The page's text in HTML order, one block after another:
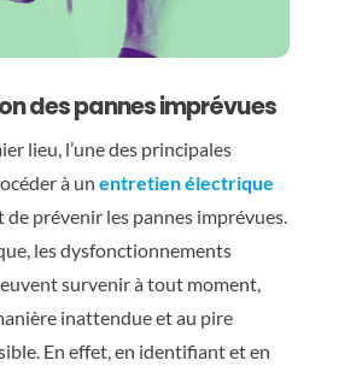
des pannes imprévues
lieu, l’une des principales
à un entretien électrique
de prévenir les pannes imprévues.
les dysfonctionnements
survenir à tout moment,
inattendue et au pire
En effet, en identifiant et en